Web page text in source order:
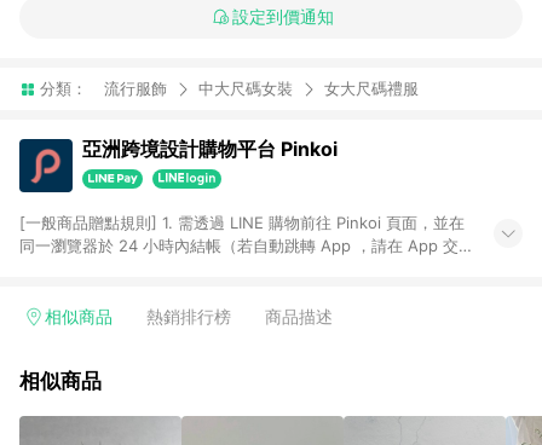
設定到價通知
分類： 流行服飾 中大尺碼女裝 女大尺碼禮服
亞洲跨境設計購物平台 Pinkoi
[一般商品贈點規則] 1. 需透過 LINE 購物前往 Pinkoi 頁面，並在
同一瀏覽器於 24 小時內結帳（若自動跳轉 App ，請在 App 交
回饋訂單不得享有 Pinkoi 站方優惠，例如首購優惠，P coins，
行為，不具贈點資格，部分退款不在此限。 6. APP 請更新至
相似商品 熱銷排行榜 商品描述
相似商品